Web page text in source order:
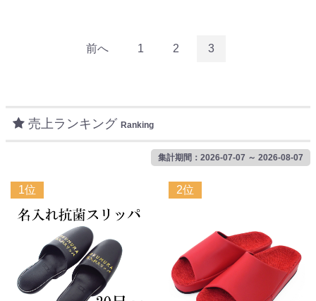
前へ 1 2 3
売上ランキング Ranking
集計期間：2026-07-07 ～ 2026-08-07
1位 2位